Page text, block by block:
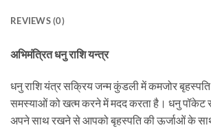
REVIEWS (0)
अभिमंत्रित धनु राशि यन्त्र
धनु राशि यंत्र सक्रिय जन्म कुंडली में कमजोर बृहस्पति
समस्याओं को खत्म करने में मदद करता है। धनु पॉकेट
अपने साथ रखने से आपको बृहस्पति की ऊर्जाओं के